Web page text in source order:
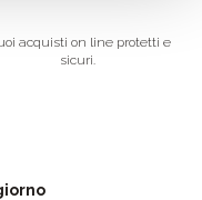
acquisti on line protetti e
sicuri.